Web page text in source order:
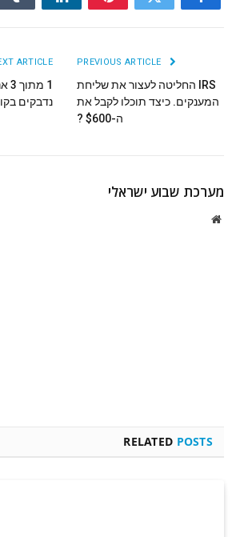
Facebook
Twitter
Pinterest
LinkedIn
IRS החליטה לעצור את שליחת
המענקים. כיצד תוכלו לקבל את
ה-$600 ?
ARTICLE
1
נדבקים
מערכת שבוע ישראלי
Website
RELATED POSTS